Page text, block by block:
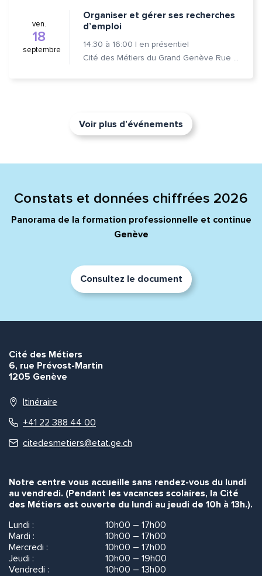
ven.
18
septembre
Organiser et gérer ses recherches
d’emploi
14:30 à 16:00 | en présentiel
Cité des Métiers du Grand Genève Rue Prévost-Martin 6 1205 Genève
Voir plus d’événements
Constats et données chiffrées 2026
Panorama de la formation professionnelle et continue
Genève
Consultez le document
Cité des Métiers
6, rue Prévost-Martin
1205 Genève
Itinéraire
+41 22 388 44 00
citedesmetiers@etat.ge.ch
Notre centre vous accueille sans rendez-vous du lundi
au vendredi. (Pendant les vacances scolaires, la Cité
des Métiers est ouverte du lundi au jeudi de 10h à 13h.).
Lundi :
10h00 – 17h00
Mardi :
10h00 – 17h00
Mercredi :
10h00 – 17h00
Jeudi :
10h00 – 19h00
Vendredi :
10h00 – 13h00